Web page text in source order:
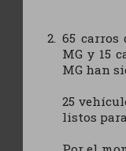
65 carros
MG y 15
MG han
25
listos